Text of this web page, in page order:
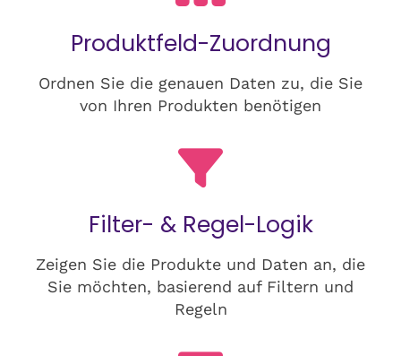
Produktfeld-Zuordnung
Ordnen Sie die genauen Daten zu, die Sie
von Ihren Produkten benötigen
Filter- & Regel-Logik
Zeigen Sie die Produkte und Daten an, die
Sie möchten, basierend auf Filtern und
Regeln